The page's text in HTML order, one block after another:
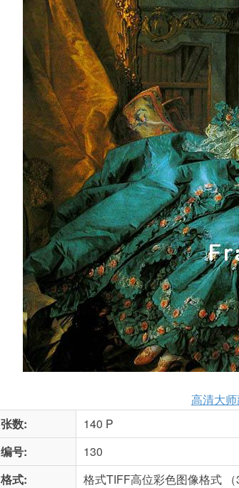
高清大
张数:
140 P
编号:
130
格式:
格式TIFF高位彩色图像格式 （